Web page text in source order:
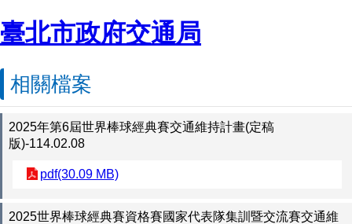
臺北市政府交通局
相關檔案
2025年第6屆世界棒球經典賽交通維持計畫(定稿
版)-114.02.08
pdf(30.09 MB)
2025世界棒球經典賽資格賽國家代表隊集訓暨交流賽交通維